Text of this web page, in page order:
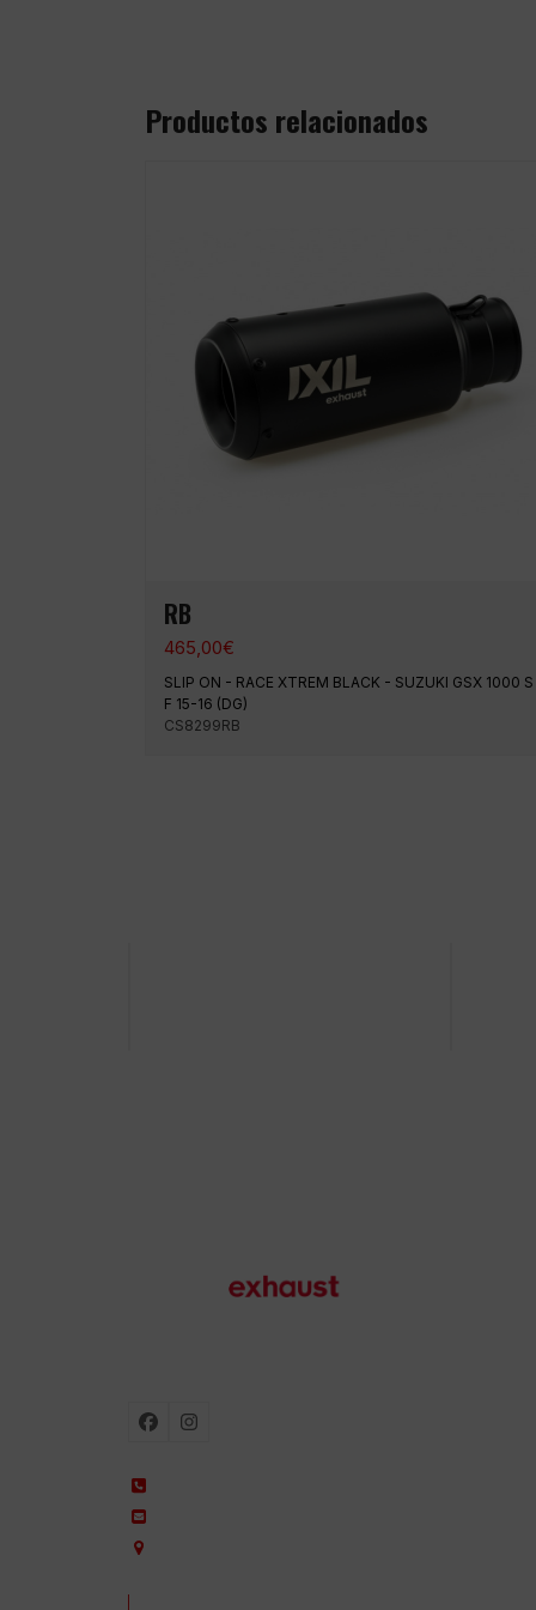
Productos relacionados
RB
465,00€
SLIP ON - RACE XTREM BLACK - SUZUKI GSX 1000
F 15-16 (DG)
CS8299RB
FacebookInstagram